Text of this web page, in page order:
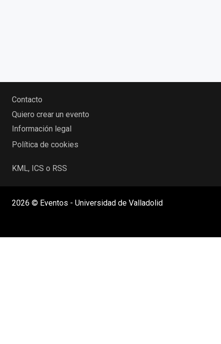
Contacto
Quiero crear un evento
Información legal
Política de cookies
KML, ICS o RSS
2026 © Eventos - Universidad de Valladolid